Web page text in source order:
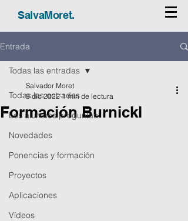
SalvaMoret.
Entrada
Todas las entradas
Los alumnos preguntan
Novedades
Ponencias y formación
Proyectos
Aplicaciones
Vídeos
Todas las entradas
Formación Burnickl
Salvador Moret
9 dic 2022 1 min de lectura